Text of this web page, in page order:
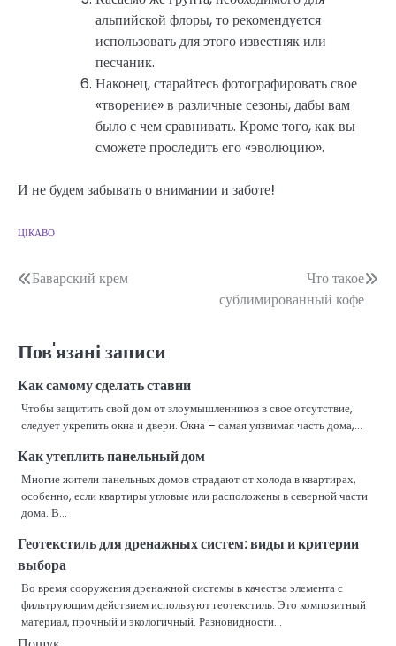
альпийской флоры, то рекомендуется
использовать для этого известняк или
песчаник.
Наконец, старайтесь фотографировать свое
«творение» в различные сезоны, дабы вам
было с чем сравнивать. Кроме того, как вы
сможете проследить его «эволюцию».
И не будем забывать о внимании и заботе!
ЦІКАВО
Навігація
Баварский крем
Что такое
сублимированный кофе
Пов'язані записи
Как самому сделать ставни
Чтобы защитить свой дом от злоумышленников в свое отсутствие,
следует укрепить окна и двери. Окна – самая уязвимая часть дома,…
Как утеплить панельный дом
Многие жители панельных домов страдают от холода в квартирах,
особенно, если квартиры угловые или расположены в северной части
дома. В…
Геотекстиль для дренажных систем: виды и критерии
выбора
Во время сооружения дренажной системы в качества элемента с
фильтрующим действием используют геотекстиль. Это композитный
материал, прочный и экологичный. Разновидности…